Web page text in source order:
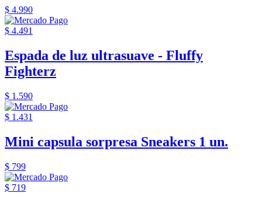
$ 4.990
$ 4.491
Espada de luz ultrasuave - Fluffy
Fighterz
$ 1.590
$ 1.431
Mini capsula sorpresa Sneakers 1 un.
$ 799
$ 719